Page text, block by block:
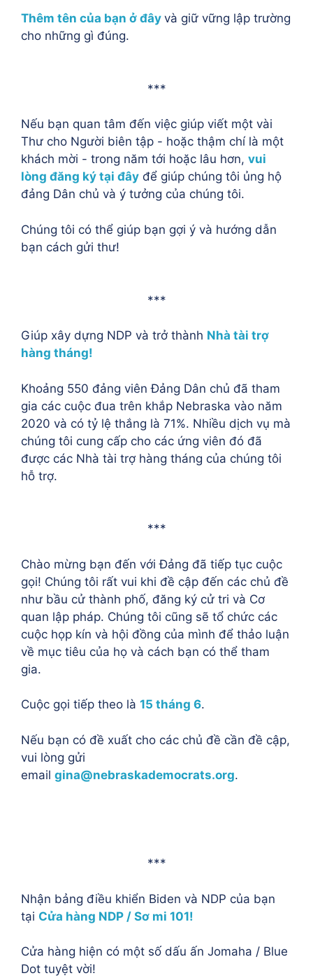
Thêm tên của bạn ở đây và giữ vững lập trường
cho những gì đúng.
***
Nếu bạn quan tâm đến việc giúp viết một vài
Thư cho Người biên tập - hoặc thậm chí là một
khách mời - trong năm tới hoặc lâu hơn, vui
lòng đăng ký tại đây để giúp chúng tôi ủng hộ
đảng Dân chủ và ý tưởng của chúng tôi.
Chúng tôi có thể giúp bạn gợi ý và hướng dẫn
bạn cách gửi thư!
***
Giúp xây dựng NDP và trở thành Nhà tài trợ
hàng tháng!
Khoảng 550 đảng viên Đảng Dân chủ đã tham
gia các cuộc đua trên khắp Nebraska vào năm
2020 và có tỷ lệ thắng là 71%. Nhiều dịch vụ mà
chúng tôi cung cấp cho các ứng viên đó đã
được các Nhà tài trợ hàng tháng của chúng tôi
hỗ trợ.
***
Chào mừng bạn đến với Đảng đã tiếp tục cuộc
gọi! Chúng tôi rất vui khi đề cập đến các chủ đề
như bầu cử thành phố, đăng ký cử tri và Cơ
quan lập pháp. Chúng tôi cũng sẽ tổ chức các
cuộc họp kín và hội đồng của mình để thảo luận
về mục tiêu của họ và cách bạn có thể tham
gia.
Cuộc gọi tiếp theo là 15 tháng 6.
Nếu bạn có đề xuất cho các chủ đề cần đề cập,
vui lòng gửi
email gina@nebraskademocrats.org.
***
Nhận bảng điều khiển Biden và NDP của bạn
tại Cửa hàng NDP / Sơ mi 101!
Cửa hàng hiện có một số dấu ấn Jomaha / Blue
Dot tuyệt vời!